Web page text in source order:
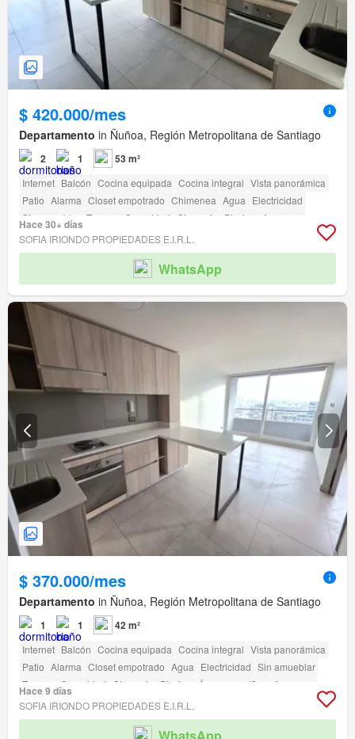
$ 420.000/mes
Departamento in Ñuñoa, Región Metropolitana de Santiago
2 1 53 m²
Internet Balcón Cocina equipada Cocina integral Vista panorámica
Patio Alarma Closet empotrado Chimenea Agua Electricidad
Sin amueblar
Terraza Seguridad Gimnasio Piscina
Ascensor
Jardín
Conserje Parilla Acceso para personas con discapacidad
Hace 30+ días
SOFIA IRIONDO PROPIEDADES E.I.R.L.
WhatsApp
$ 370.000/mes
Departamento in Ñuñoa, Región Metropolitana de Santiago
1 1 42 m²
Internet Balcón Cocina equipada Cocina integral Vista panorámica
Patio Alarma Closet empotrado Agua Electricidad Sin amueblar
Terraza
Seguridad Gimnasio Piscina Área para niños
Ascensor
Jardín
Conserje Parilla Caseta de vigilancia
Acceso para personas con discapacidad
Hace 9 días
SOFIA IRIONDO PROPIEDADES E.I.R.L.
WhatsApp